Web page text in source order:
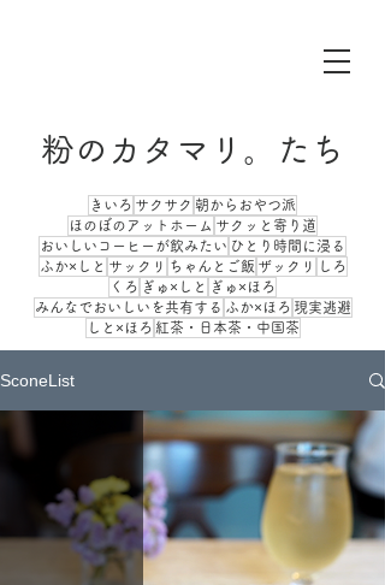
粉のカタマリ。たち
きいろ サクサク 朝からおやつ派
ほのぼのアットホーム サクッと寄り道
おいしいコーヒーが飲みたい ひとり時間に浸る
ふか×しと サックリ ちゃんとご飯 ザックリ
しろ
くろ ぎゅ×しと
ぎゅ×ほろ
みんなでおいしいを共有する ふか×ほろ 現実逃避
しと×ほろ 紅茶・日本茶・中国茶
SconeList